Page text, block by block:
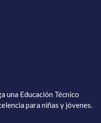
una Educación Técnico
para niñas y jóvenes.